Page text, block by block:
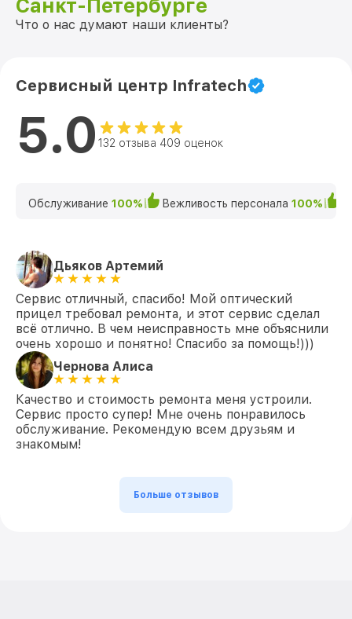
Санкт-Петербурге
Что о нас думают наши клиенты?
Сервисный центр Infratech
5.0 132 отзыва 409 оценок
Обслуживание 100% Вежливость персонала 100%
Дьяков Артемий
Сервис отличный, спасибо! Мой оптический
прицел требовал ремонта, и этот сервис сделал
всё отлично. В чем неисправность мне объяснили
очень хорошо и понятно! Спасибо за помощь!)))
Чернова Алиса
Качество и стоимость ремонта меня устроили.
Сервис просто супер! Мне очень понравилось
обслуживание. Рекомендую всем друзьям и
знакомым!
Больше отзывов